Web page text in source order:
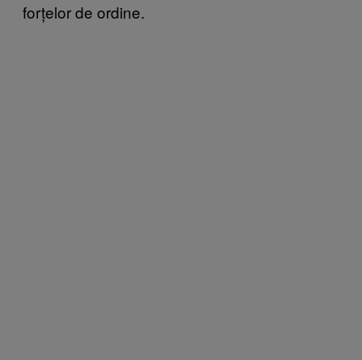
forțelor de ordine.